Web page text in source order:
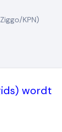
KPN)
wordt